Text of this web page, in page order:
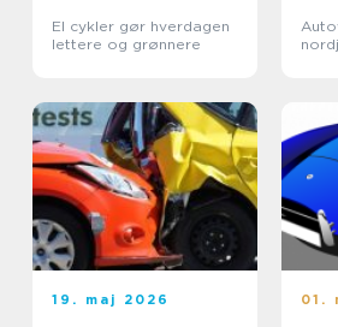
El cykler gør hverdagen
lettere og grønnere
19. maj 2026 01.